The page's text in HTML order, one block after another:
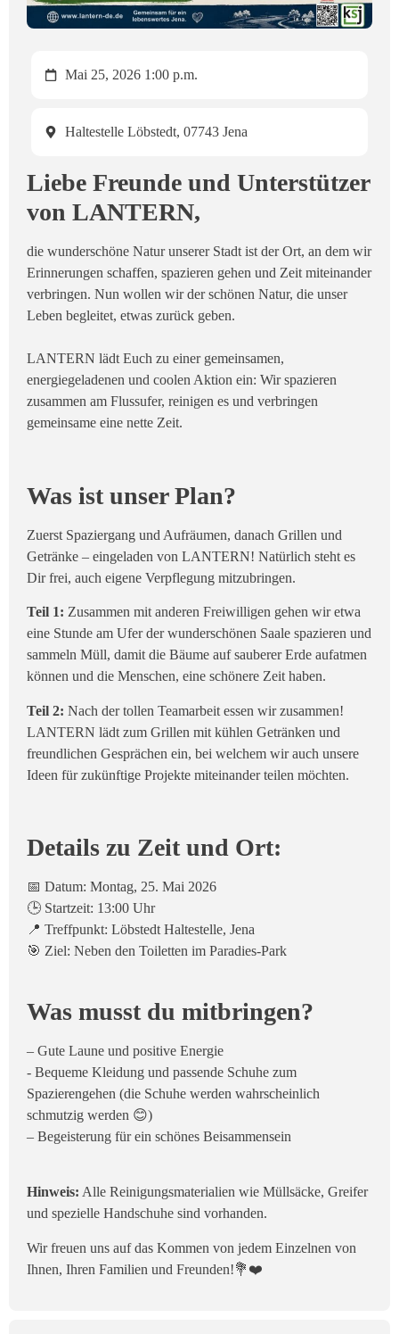
Mai 25, 2026 1:00 p.m.
Haltestelle Löbstedt, 07743 Jena
Liebe Freunde und Unterstützer
von LANTERN,
die wunderschöne Natur unserer Stadt ist der Ort, an dem wir
Erinnerungen schaffen, spazieren gehen und Zeit miteinander
verbringen. Nun wollen wir der schönen Natur, die unser
Leben begleitet, etwas zurück geben.
LANTERN lädt Euch zu einer gemeinsamen,
energiegeladenen und coolen Aktion ein: Wir spazieren
zusammen am Flussufer, reinigen es und verbringen
gemeinsame eine nette Zeit.
​Was ist unser Plan?
Zuerst Spaziergang und Aufräumen, danach Grillen und
Getränke – eingeladen von LANTERN! Natürlich steht es
Dir frei, auch eigene Verpflegung mitzubringen.
Teil 1: Zusammen mit anderen Freiwilligen gehen wir etwa
eine Stunde am Ufer der wunderschönen Saale spazieren und
sammeln Müll, damit die Bäume auf sauberer Erde aufatmen
können und die Menschen, eine schönere Zeit haben.
Teil 2: Nach der tollen Teamarbeit essen wir zusammen!
LANTERN lädt zum Grillen mit kühlen Getränken und
freundlichen Gesprächen ein, bei welchem wir auch unsere
Ideen für zukünftige Projekte miteinander teilen möchten.
Details zu Zeit und Ort:
📅 Datum: Montag, 25. Mai 2026
🕒 Startzeit: 13:00 Uhr
📍 Treffpunkt: Löbstedt Haltestelle, Jena
🎯 Ziel: Neben den Toiletten im Paradies-Park
Was musst du mitbringen?
– Gute Laune und positive Energie
​- Bequeme Kleidung und passende Schuhe zum
Spazierengehen (die Schuhe werden wahrscheinlich
schmutzig werden 😊)
– Begeisterung für ein schönes Beisammensein
Hinweis: Alle Reinigungsmaterialien wie Müllsäcke, Greifer
und spezielle Handschuhe sind vorhanden.
​Wir freuen uns auf das Kommen von jedem Einzelnen von
Ihnen, Ihren Familien und Freunden!💐❤️